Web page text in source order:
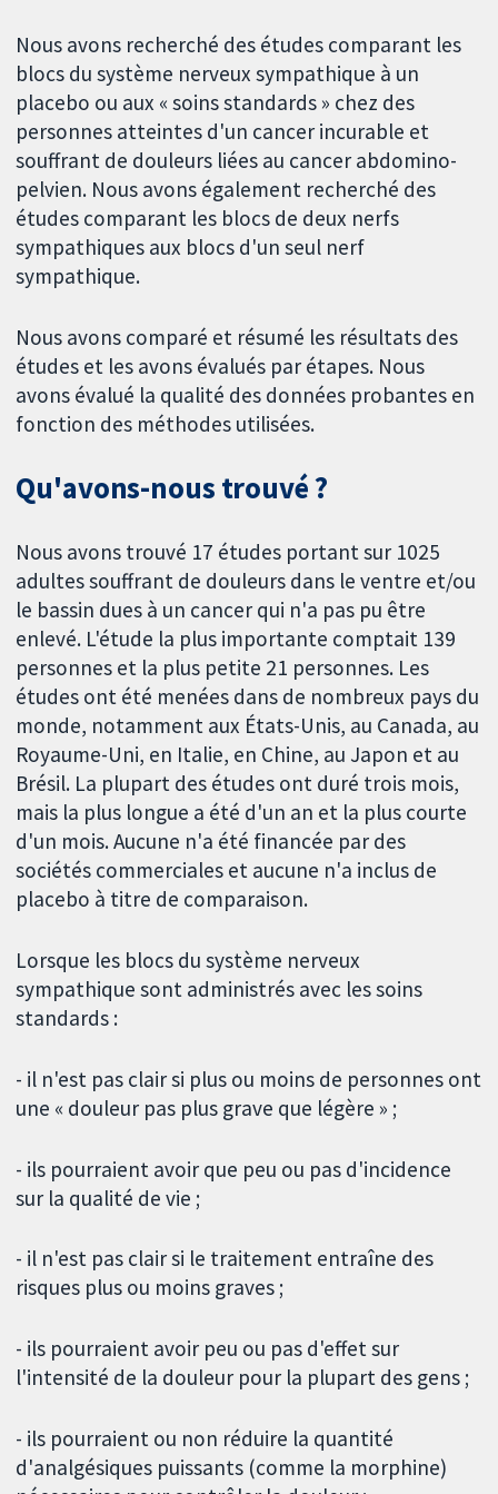
Nous avons recherché des études comparant les
blocs du système nerveux sympathique à un
placebo ou aux « soins standards » chez des
personnes atteintes d'un cancer incurable et
souffrant de douleurs liées au cancer abdomino-
pelvien. Nous avons également recherché des
études comparant les blocs de deux nerfs
sympathiques aux blocs d'un seul nerf
sympathique.
Nous avons comparé et résumé les résultats des
études et les avons évalués par étapes. Nous
avons évalué la qualité des données probantes en
fonction des méthodes utilisées.
Qu'avons-nous trouvé ?
Nous avons trouvé 17 études portant sur 1025
adultes souffrant de douleurs dans le ventre et/ou
le bassin dues à un cancer qui n'a pas pu être
enlevé. L'étude la plus importante comptait 139
personnes et la plus petite 21 personnes. Les
études ont été menées dans de nombreux pays du
monde, notamment aux États-Unis, au Canada, au
Royaume-Uni, en Italie, en Chine, au Japon et au
Brésil. La plupart des études ont duré trois mois,
mais la plus longue a été d'un an et la plus courte
d'un mois. Aucune n'a été financée par des
sociétés commerciales et aucune n'a inclus de
placebo à titre de comparaison.
Lorsque les blocs du système nerveux
sympathique sont administrés avec les soins
standards :
- il n'est pas clair si plus ou moins de personnes ont
une « douleur pas plus grave que légère » ;
- ils pourraient avoir que peu ou pas d'incidence
sur la qualité de vie ;
- il n'est pas clair si le traitement entraîne des
risques plus ou moins graves ;
- ils pourraient avoir peu ou pas d'effet sur
l'intensité de la douleur pour la plupart des gens ;
- ils pourraient ou non réduire la quantité
d'analgésiques puissants (comme la morphine)